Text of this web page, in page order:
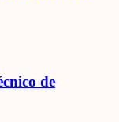
de